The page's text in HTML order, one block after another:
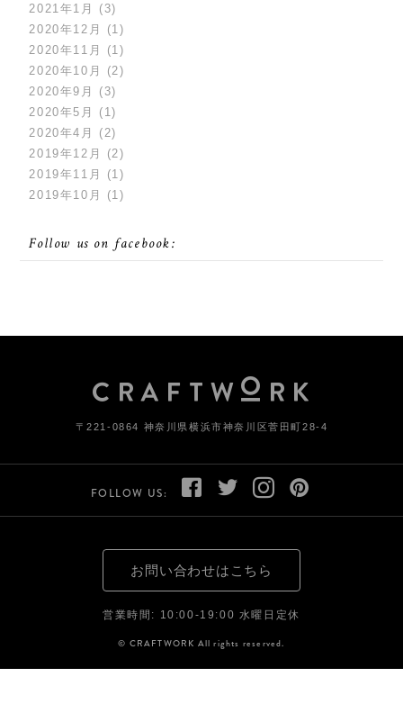
2021年1月
(3)
2020年12月
(1)
2020年11月
(1)
2020年10月
(2)
2020年9月
(3)
2020年5月
(1)
2020年4月
(2)
2019年12月
(2)
2019年11月
(1)
2019年10月
(1)
Follow us on facebook:
〒221-0864 神奈川県横浜市神奈川区菅田町28-4
FOLLOW US:
お問い合わせはこちら
営業時間: 10:00-19:00 水曜日定休
© CRAFTWORK All rights reserved.